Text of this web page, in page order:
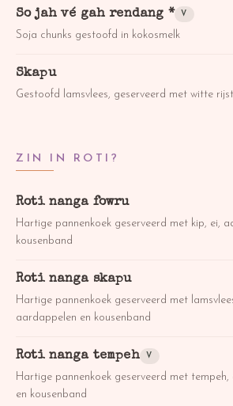
So jah vé gah rendang * V
Soja chunks gestoofd in kokosmelk
Skapu
Gestoofd lamsvlees, geserveerd met witte rijst
ZIN IN ROTI?
Roti nanga fowru
Hartige pannenkoek geserveerd met kip, ei,
kousenband
Roti nanga skapu
Hartige pannenkoek geserveerd met
aardappelen en kousenband
Roti nanga tempeh V
Hartige pannenkoek geserveerd met
en kousenband